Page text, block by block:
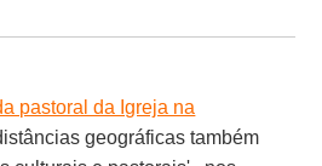
pastoral da Igreja na
geográficas também